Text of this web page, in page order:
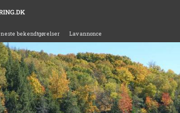
bekendtgørelser Lav annonce